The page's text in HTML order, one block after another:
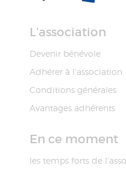
L’association
Devenir bénévole
Adhérer à l'association
Conditions générales
Avantages adhérents
En ce moment
les temps forts de